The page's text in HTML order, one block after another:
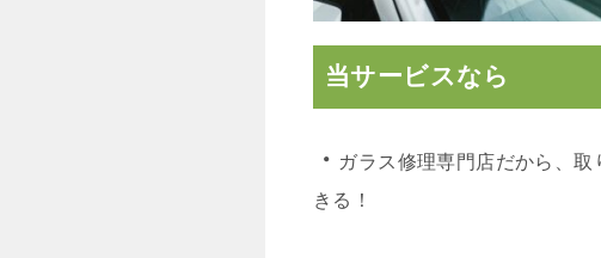
当サービスなら
・ ガラス修理専門店だから、
きる！